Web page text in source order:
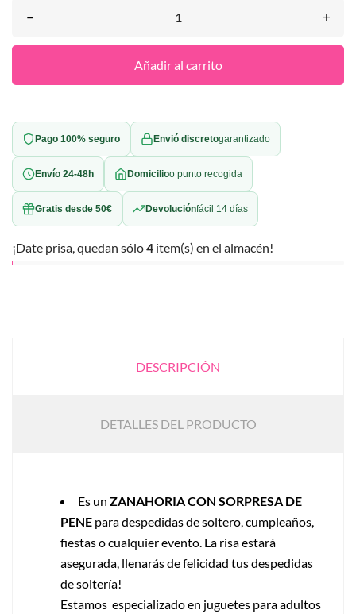
– +
Añadir al carrito
Pago 100% seguro Envió discretogarantizado
Envío 24-48h Domicilioo punto recogida
Gratis desde 50€ Devoluciónfácil 14 días
¡Date prisa, quedan sólo4 item(s) en el almacén!
DESCRIPCIÓN
DETALLES DEL PRODUCTO
Es un ZANAHORIA CON SORPRESA DE
PENE para despedidas de soltero, cumpleaños,
fiestas o cualquier evento. La risa estará
asegurada, llenarás de felicidad tus despedidas
de soltería!
Estamos especializado en juguetes para adultos